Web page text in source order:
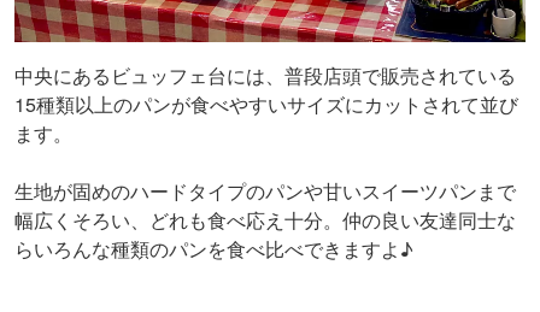
中央にあるビュッフェ台には、普段店頭で販売されている
15種類以上のパンが食べやすいサイズにカットされて並び
ます。
生地が固めのハードタイプのパンや甘いスイーツパンまで
幅広くそろい、どれも食べ応え十分。仲の良い友達同士な
らいろんな種類のパンを食べ比べできますよ♪